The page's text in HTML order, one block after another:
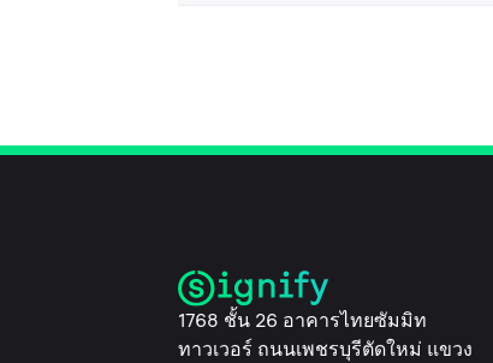
1768 ชั้น 26 อาคารไทยซัมมิท
ทาวเวอร์ ถนนเพชรบุรีตัดใหม่ แขวง